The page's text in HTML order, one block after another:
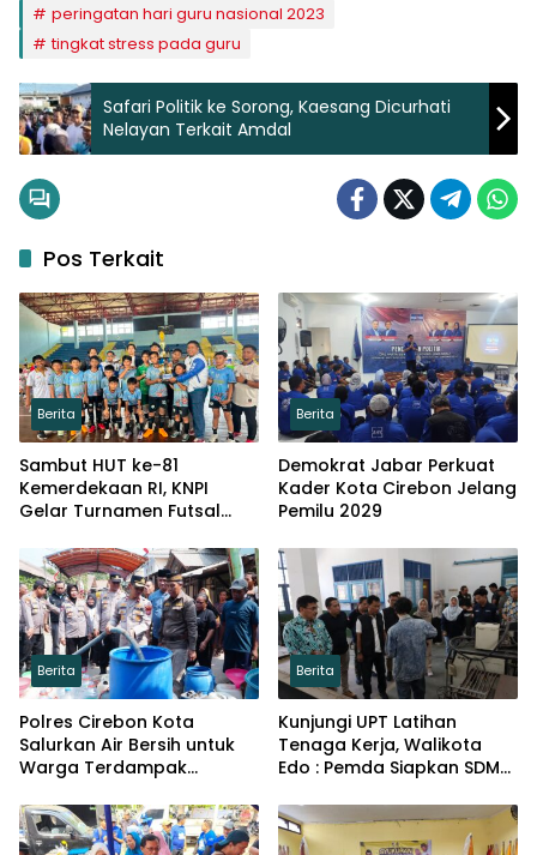
peringatan hari guru nasional 2023
tingkat stress pada guru
Safari Politik ke Sorong, Kaesang Dicurhati
Nelayan Terkait Amdal
Pos Terkait
Berita
Sambut HUT ke-81
Kemerdekaan RI, KNPI
Gelar Turnamen Futsal
Berita
Demokrat Jabar Perkuat
Kader Kota Cirebon Jelang
Pemilu 2029
Berita
Polres Cirebon Kota
Salurkan Air Bersih untuk
Warga Terdampak
Berita
Kunjungi UPT Latihan
Tenaga Kerja, Walikota
Edo : Pemda Siapkan SDM
Bersaing